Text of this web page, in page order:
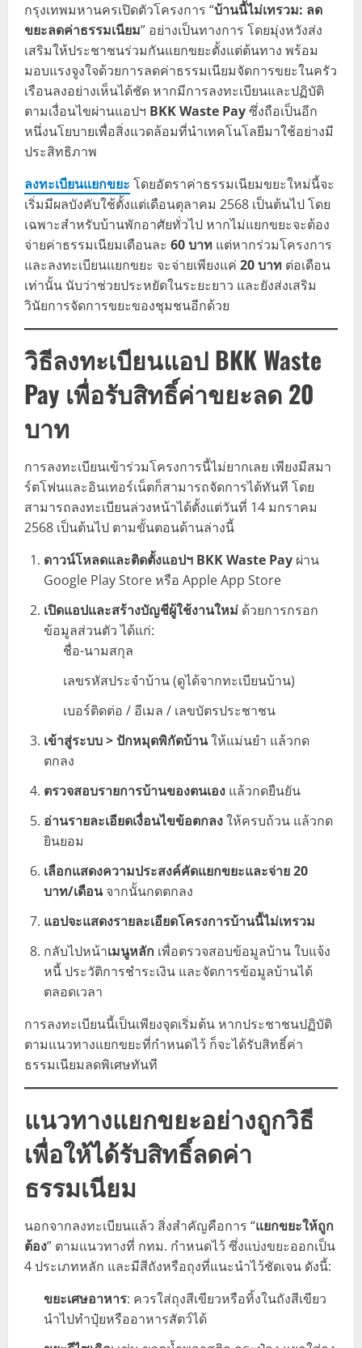
กรุงเทพมหานครเปิดตัวโครงการ “บ้านนี้ไม่เทรวม: ลด
ขยะลดค่าธรรมเนียม” อย่างเป็นทางการ โดยมุ่งหวังส่ง
เสริมให้ประชาชนร่วมกันแยกขยะตั้งแต่ต้นทาง พร้อม
มอบแรงจูงใจด้วยการลดค่าธรรมเนียมจัดการขยะในครัว
เรือนลงอย่างเห็นได้ชัด หากมีการลงทะเบียนและปฏิบัติ
ตามเงื่อนไขผ่านแอปฯ BKK Waste Payซึ่งถือเป็นอีก
หนึ่งนโยบายเพื่อสิ่งแวดล้อมที่นำเทคโนโลยีมาใช้อย่างมี
ประสิทธิภาพ
ลงทะเบียนแยกขยะ โดยอัตราค่าธรรมเนียมขยะใหม่นี้จะ
เริ่มมีผลบังคับใช้ตั้งแต่เดือนตุลาคม 2568 เป็นต้นไป โดย
เฉพาะสำหรับบ้านพักอาศัยทั่วไป หากไม่แยกขยะจะต้อง
จ่ายค่าธรรมเนียมเดือนละ 60 บาท แต่หากร่วมโครงการ
และลงทะเบียนแยกขยะ จะจ่ายเพียงแค่ 20 บาท ต่อเดือน
เท่านั้น นับว่าช่วยประหยัดในระยะยาว และยังส่งเสริม
วินัยการจัดการขยะของชุมชนอีกด้วย
วิธีลงทะเบียนแอป BKK Waste
Pay เพื่อรับสิทธิ์ค่าขยะลด 20
บาท
การลงทะเบียนเข้าร่วมโครงการนี้ไม่ยากเลย เพียงมีสมา
ร์ตโฟนและอินเทอร์เน็ตก็สามารถจัดการได้ทันที โดย
สามารถลงทะเบียนล่วงหน้าได้ตั้งแต่วันที่ 14 มกราคม
2568 เป็นต้นไป ตามขั้นตอนด้านล่างนี้
ดาวน์โหลดและติดตั้งแอปฯ BKK Waste Pay ผ่าน
Google Play Store หรือ Apple App Store
เปิดแอปและสร้างบัญชีผู้ใช้งานใหม่ ด้วยการกรอก
ข้อมูลส่วนตัว ได้แก่:
ชื่อ-นามสกุล
เลขรหัสประจำบ้าน (ดูได้จากทะเบียนบ้าน)
เบอร์ติดต่อ / อีเมล / เลขบัตรประชาชน
เข้าสู่ระบบ > ปักหมุดพิกัดบ้านให้แม่นยำ แล้วกด
ตกลง
ตรวจสอบรายการบ้านของตนเอง แล้วกดยืนยัน
อ่านรายละเอียดเงื่อนไขข้อตกลงให้ครบถ้วน แล้วกด
ยินยอม
เลือกแสดงความประสงค์คัดแยกขยะและจ่าย 20
บาท/เดือนจากนั้นกดตกลง
แอปจะแสดงรายละเอียดโครงการบ้านนี้ไม่เทรวม
กลับไปหน้าเมนูหลัก เพื่อตรวจสอบข้อมูลบ้าน ใบแจ้ง
หนี้ ประวัติการชำระเงิน และจัดการข้อมูลบ้านได้
ตลอดเวลา
การลงทะเบียนนี้เป็นเพียงจุดเริ่มต้น หากประชาชนปฏิบัติ
ตามแนวทางแยกขยะที่กำหนดไว้ ก็จะได้รับสิทธิ์ค่า
ธรรมเนียมลดพิเศษทันที
แนวทางแยกขยะอย่างถูกวิธี
เพื่อให้ได้รับสิทธิ์ลดค่า
ธรรมเนียม
นอกจากลงทะเบียนแล้ว สิ่งสำคัญคือการ “แยกขยะให้ถูก
ต้อง” ตามแนวทางที่ กทม. กำหนดไว้ ซึ่งแบ่งขยะออกเป็น
4 ประเภทหลัก และมีสีถังหรือถุงที่แนะนำไว้ชัดเจน ดังนี้:
ขยะเศษอาหาร: ควรใส่ถุงสีเขียวหรือทิ้งในถังสีเขียว
นำไปทำปุ๋ยหรืออาหารสัตว์ได้